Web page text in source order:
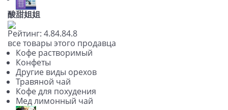
酸甜姐姐
Рейтинг: 4.84.84.8
все товары этого продавца
Кофе растворимый
Конфеты
Другие виды орехов
Травяной чай
Кофе для похудения
Мед лимонный чай